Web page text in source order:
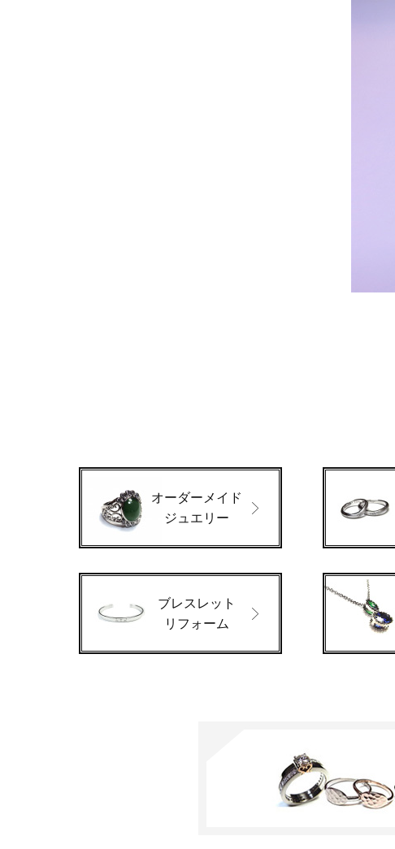
オーダーメイド
ジュエリー
ブレスレット
リフォーム